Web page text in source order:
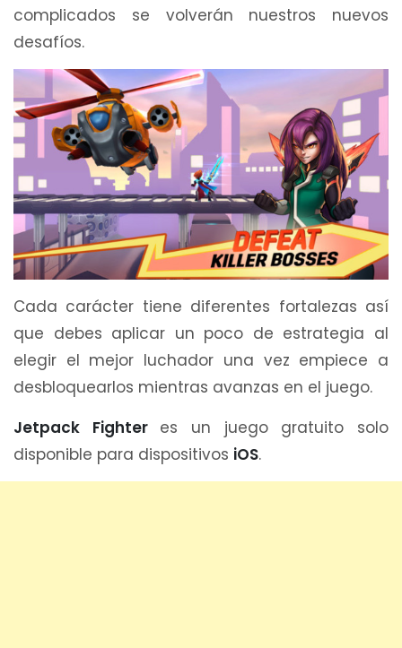
complicados se volverán nuestros nuevos
desafíos.
Cada carácter tiene diferentes fortalezas así
que debes aplicar un poco de estrategia al
elegir el mejor luchador una vez empiece a
desbloquearlos mientras avanzas en el juego.
Jetpack Fighter es un juego gratuito solo
disponible para dispositivos iOS.